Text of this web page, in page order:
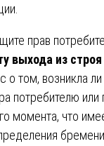
прав
выхода из строя
о том, возникла
потребителю или
момента, что